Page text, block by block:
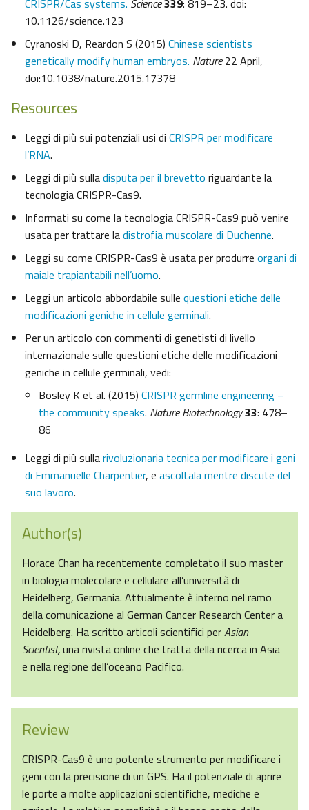
CRISPR/Cas systems. Science339: 819–23. doi:
10.1126/science.123
Cyranoski D, Reardon S (2015) Chinese scientists
genetically modify human embryos. Nature22 April,
doi:10.1038/nature.2015.17378
Resources
Leggi di più sui potenziali usi di CRISPR per modificare
l’RNA.
Leggi di più sulladisputa per il brevetto riguardante la
tecnologia CRISPR-Cas9.
Informati su come la tecnologia CRISPR-Cas9 può venire
usata per trattare ladistrofia muscolare di Duchenne.
Leggi su come CRISPR-Cas9 è usata per produrre organi di
maiale trapiantabili nell’uomo.
Leggi un articolo abbordabile sulle questioni etiche delle
modificazioni geniche in cellule germinali.
Per un articolo con commenti di genetisti di livello
internazionale sulle questioni etiche delle modificazioni
geniche in cellule germinali, vedi:
Bosley K et al. (2015) CRISPR germline engineering ­–
the community speaks. Nature Biotechnology33: 478­–
86
Leggi di più sullarivoluzionaria tecnica per modificare i geni
di Emmanuelle Charpentier, e ascoltala mentre discute del
suo lavoro.
Author(s)
Horace Chan ha recentemente completato il suo master
in biologia molecolare e cellulare all’università di
Heidelberg, Germania. Attualmente è interno nel ramo
della comunicazione al German Cancer Research Center a
Heidelberg. Ha scritto articoli scientifici perAsian
Scientist,una rivista online che tratta della ricerca in Asia
e nella regione dell’oceano Pacifico.
Review
CRISPR-Cas9 è uno potente strumento per modificare i
geni con la precisione di un GPS. Ha il potenziale di aprire
le porte a molte applicazioni scientifiche, mediche e